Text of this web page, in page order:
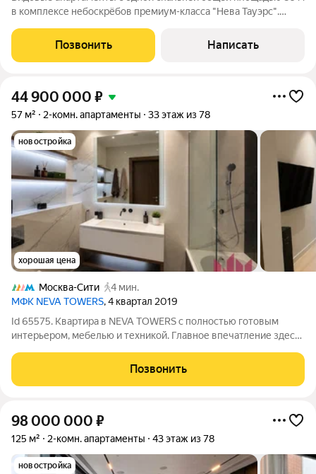
в комплексе небоскрёбов премиум-класса "Нева Тауэрс".
откуда открываются захватывающие виды на столицу.
Выполнена отделка в светлом стиле, на
Позвонить Написать
44 900 000 ₽
57 м² 2-комн. апартаменты 33 этаж из 78
новостройка
хорошая цена
Москва-Сити
4 мин.
МФК NEVA TOWERS, 4 квартал 2019
Id 65575. Квартира в NEVA TOWERS с полностью готовым
интерьером, мебелью и техникой. Главное впечатление здесь
днем дают много естественного света, а вечером Москва
становится частью интерьера.
Позвонить
98 000 000 ₽
125 м² 2-комн. апартаменты 43 этаж из 78
новостройка